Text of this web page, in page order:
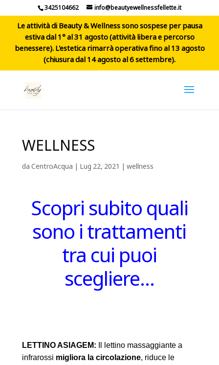
3425104662 info@beautyewellnessfellette.it
Le attività di Beauty & Wellness sono sospese per pausa
estiva dal 1° al 31 agosto (attività libera e percorso
benessere). L'estetica rimarrà operativa fino al 13 agosto
(chiusura dal 14 agosto al 6 settembre).
WELLNESS
daCentroAcqua | Lug 22, 2021 | wellness
Scopri subito quali
sono i trattamenti
tra cui puoi
scegliere…
LETTINO ASIAGEM:
Il lettino massaggiante a
infrarossi migliora la circolazione, riduce le